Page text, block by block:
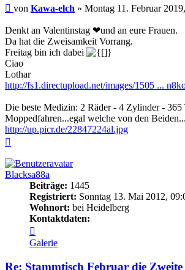
Beitrag
von Kawa-elch » Montag 11. Februar
Denkt an Valentinstag ❤und an eure Frauen.
Da hat die Zweisamkeit Vorrang.
Freitag bin ich dabei
Ciao
Lothar
http://fs1.directupload.net/images/1505 ...
Die beste Medizin: 2 Räder - 4 Zylinder - 365
Moppedfahren...egal welche von den Beiden...
http://up.picr.de/22847224al.jpg
Blacksa88a
Beiträge: 1445
Registriert: Sonntag 13. Mai 2012,
Wohnort: bei Heidelberg
Kontaktdaten:
von
Blacksa88a
Galerie
Re: Stammtisch Februar die Zweite